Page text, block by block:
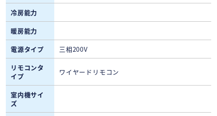
冷房能力
暖房能力
電源タイプ
三相200V
リモコンタ
イプ
ワイヤードリモコン
室内機サイ
ズ